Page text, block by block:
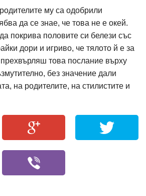
му са одобрили
да се знае, че това не е окей.
покрива половите си белези със
дори и игриво, че тялото й е за
това послание върху
без значение дали
на родителите, на стилистите и